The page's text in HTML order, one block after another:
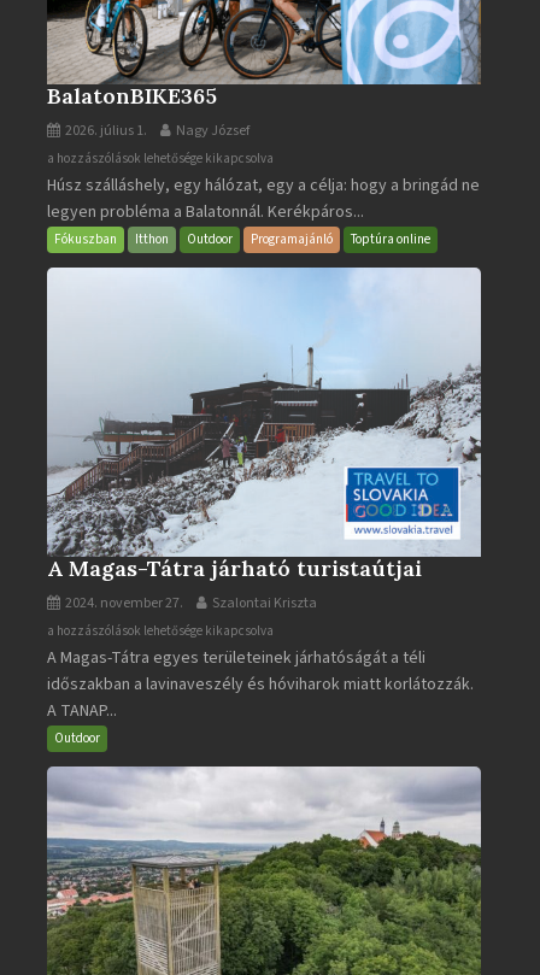
BalatonBIKE365
2026. július 1. Nagy József
BalatonBIKE365
bejegyzéshez
a hozzászólások lehetősége kikapcsolva
Húsz szálláshely, egy hálózat, egy a célja: hogy a bringád ne
legyen probléma a Balatonnál. Kerékpáros...
Fókuszban Itthon Outdoor Programajánló Toptúra online
A Magas-Tátra járható turistaútjai
2024. november 27. Szalontai Kriszta
A
Magas-
Tátra
járható
turistaútjai
a hozzászólások lehetősége kikapcsolva
A Magas-Tátra egyes területeinek járhatóságát a téli
időszakban a lavinaveszély és hóviharok miatt korlátozzák.
A TANAP...
Outdoor